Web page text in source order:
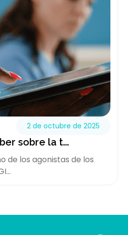
2 de octubre de 2025
sobre la t...
de los agonistas de los